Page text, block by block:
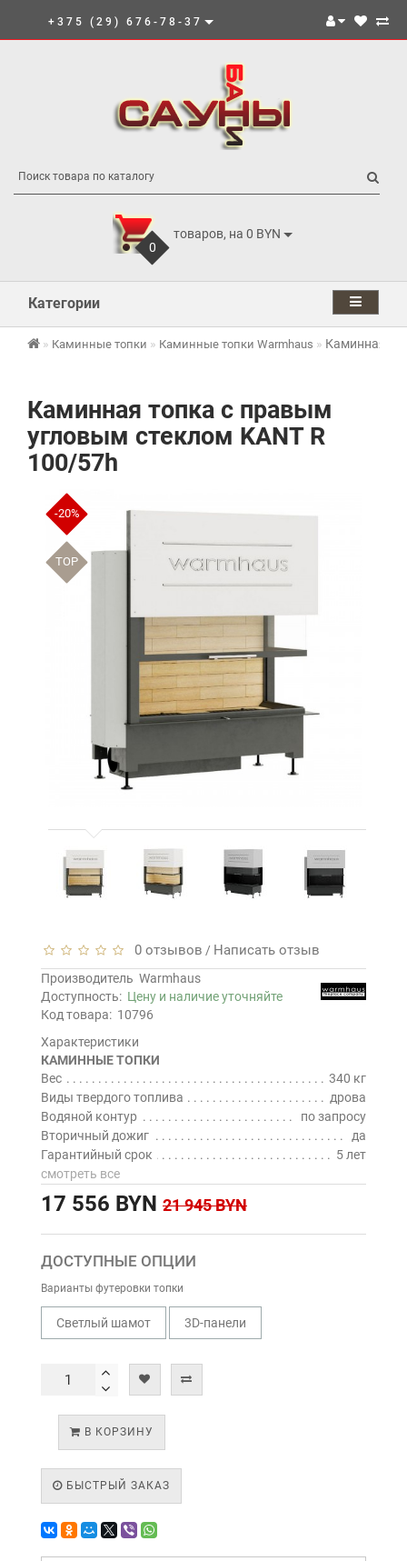
+375 (29) 676-78-37
0
товаров, на 0 BYN
Категории
Каминные топки Каминные топки Warmhaus Каминная
Каминная топка с правым
угловым стеклом KANT R
100/57h
-20%
TOP
0 отзывов / Написать отзыв
Производитель Warmhaus
Доступность: Цену и наличие уточняйте
Код товара: 10796
Характеристики
КАМИННЫЕ ТОПКИ
Вес
340 кг
Виды твердого топлива
дрова
Водяной контур
по запросу
Вторичный дожиг
да
Гарантийный срок
5 лет
смотреть все
17 556 BYN 21 945 BYN
ДОСТУПНЫЕ ОПЦИИ
Варианты футеровки топки
Светлый шамот 3D-панели
В КОРЗИНУ
БЫСТРЫЙ ЗАКАЗ